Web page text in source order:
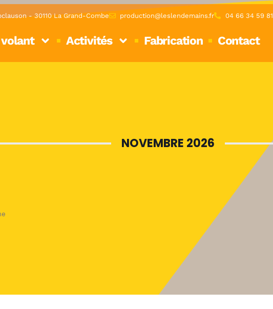
- 30110 La Grand-Combe production@leslendemains.fr 04 66 34 59 81
volant Activités Fabrication Contact
NOVEMBRE 2026